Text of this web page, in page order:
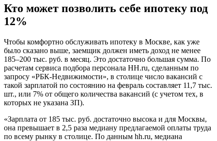
Кто может позволить себе ипотеку под
12%
Чтобы комфортно обслуживать ипотеку в Москве, как уже
было сказано выше, заемщик должен иметь доход не менее
185–200 тыс. руб. в месяц. Это достаточно большая сумма. По
расчетам сервиса подбора персонала HH.ru, сделанным по
запросу «РБК-Недвижимости», в столице число вакансий с
такой зарплатой по состоянию на февраль составляет 11,7 тыс.
шт., или 7% от общего количества вакансий (с учетом тех, в
которых не указана ЗП).
«Зарплата от 185 тыс. руб. достаточно высока и для Москвы,
она превышает в 2,5 раза медиану предлагаемой оплаты труда
по всему рынку в столице. По данным hh.ru, медиана